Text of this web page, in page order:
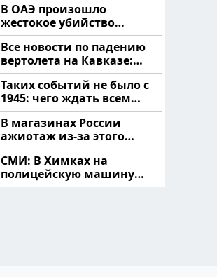
В ОАЭ произошло
жестокое убийство
криптомиллионера
Все новости по падению
вертолета на Кавказе:
читать здесь
Таких событий не было с
1945: чего ждать всем
нам?
В магазинах России
ажиотаж из-за этого
продукта: что купить?
СМИ: В Химках на
полицейскую машину
напали и подожгли.